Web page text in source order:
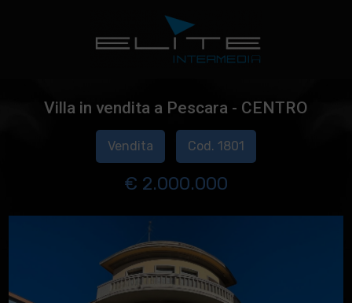
Villa in vendita a Pescara - CENTRO
Vendita Cod. 1801
€ 2.000.000